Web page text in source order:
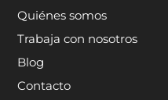
Quiénes somos
Trabaja con nosotros
Blog
Contacto